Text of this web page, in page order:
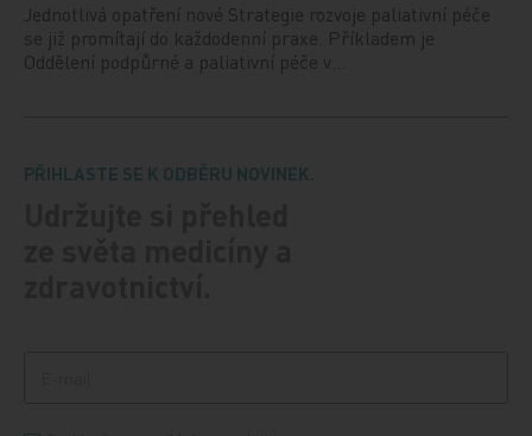
Jednotlivá opatření nové Strategie rozvoje paliativní péče
se již promítají do každodenní praxe. Příkladem je
Oddělení podpůrné a paliativní péče v…
PŘIHLASTE SE K ODBĚRU NOVINEK.